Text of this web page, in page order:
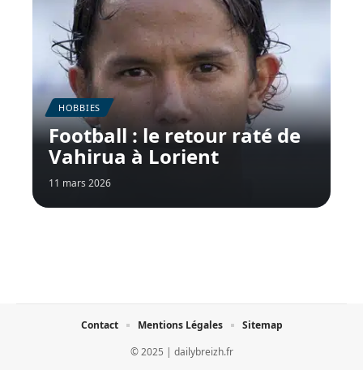
HOBBIES
Football : le retour raté de
Vahirua à Lorient
11 mars 2026
© 2025 | dailybreizh.fr
Contact Mentions Légales Sitemap